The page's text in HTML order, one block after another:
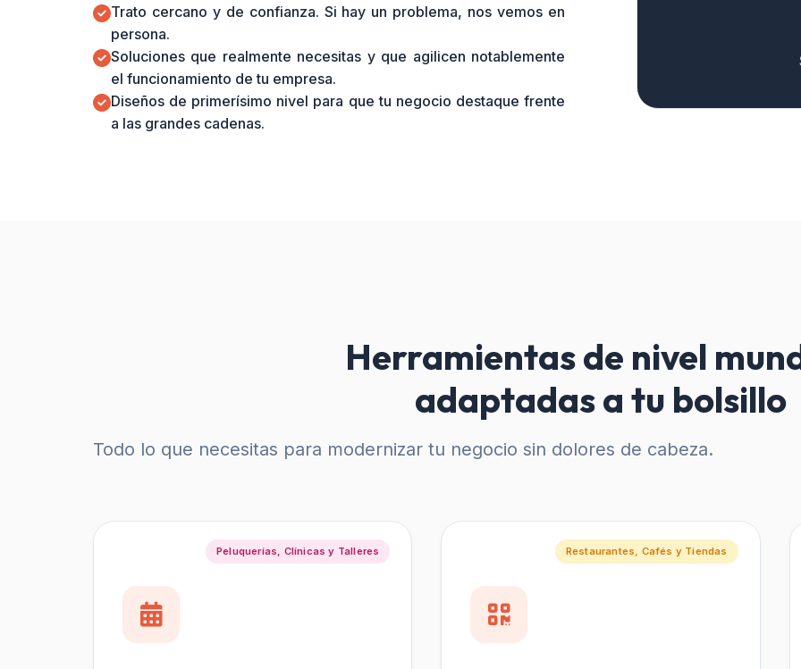
Trato cercano y de confianza. Si hay un problema, nos vemos en
persona.
Soluciones que realmente necesitas y que agilicen notablemente
el funcionamiento de tu empresa.
Diseños de primerísimo nivel para que tu negocio destaque frente
a las grandes cadenas.
Herramientas de nivel
adaptadas a tu bolsillo
Todo lo que necesitas para modernizar tu negocio sin dolores de cabeza.
Peluquerías, Clínicas y Talleres Restaurantes, Cafés y Tiendas